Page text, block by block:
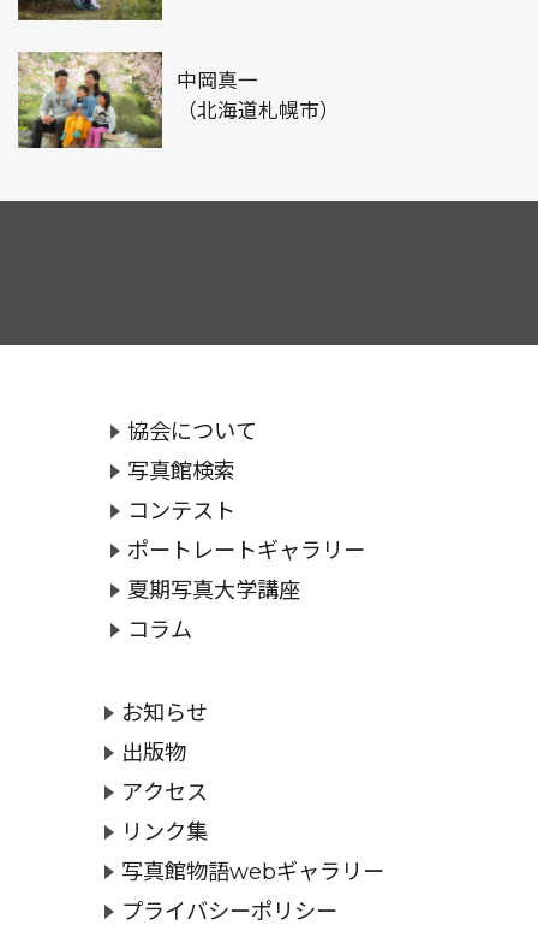
中岡真一
（北海道札幌市）
協会について
写真館検索
コンテスト
ポートレートギャラリー
夏期写真大学講座
コラム
お知らせ
出版物
アクセス
リンク集
写真館物語webギャラリー
プライバシーポリシー